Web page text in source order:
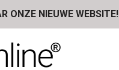
ONZE NIEUWE WEBSITE!